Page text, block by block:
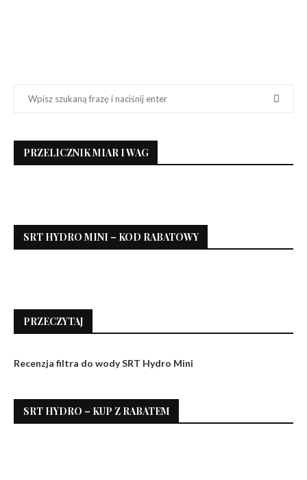
PRZELICZNIK MIAR I WAG
SRT HYDRO MINI – KOD RABATOWY
PRZECZYTAJ
Recenzja filtra do wody SRT Hydro Mini
SRT HYDRO – KUP Z RABATEM